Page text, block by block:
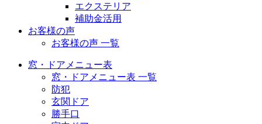
エクステリア
補助金活用
お客様の声
お客様の声 一覧
窓・ドアメニュー表
窓・ドアメニュー表 一覧
防犯
玄関ドア
勝手口